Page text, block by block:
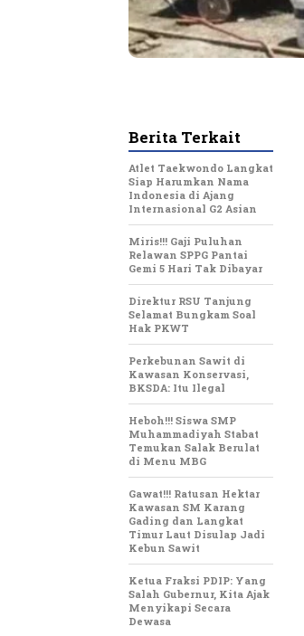
Berita Terkait
Atlet Taekwondo Langkat
Siap Harumkan Nama
Indonesia di Ajang
Internasional G2 Asian
Miris!!! Gaji Puluhan
Relawan SPPG Pantai
Gemi 5 Hari Tak Dibayar
Direktur RSU Tanjung
Selamat Bungkam Soal
Hak PKWT
Perkebunan Sawit di
Kawasan Konservasi,
BKSDA: Itu Ilegal
Heboh!!! Siswa SMP
Muhammadiyah Stabat
Temukan Salak Berulat
di Menu MBG
Gawat!!! Ratusan Hektar
Kawasan SM Karang
Gading dan Langkat
Timur Laut Disulap Jadi
Kebun Sawit
Ketua Fraksi PDIP: Yang
Salah Gubernur, Kita Ajak
Menyikapi Secara
Dewasa